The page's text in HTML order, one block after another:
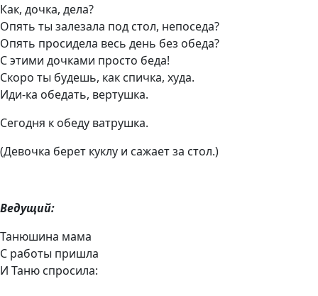
Как, дочка, дела?
Опять ты залезала под стол, непоседа?
Опять просидела весь день без обеда?
С этими дочками просто беда!
Скоро ты будешь, как спичка, худа.
Иди-ка обедать, вертушка.
Сегодня к обеду ватрушка.
(Девочка берет куклу и сажает за стол.)
Ведущий:
Танюшина мама
С работы пришла
И Таню спросила: